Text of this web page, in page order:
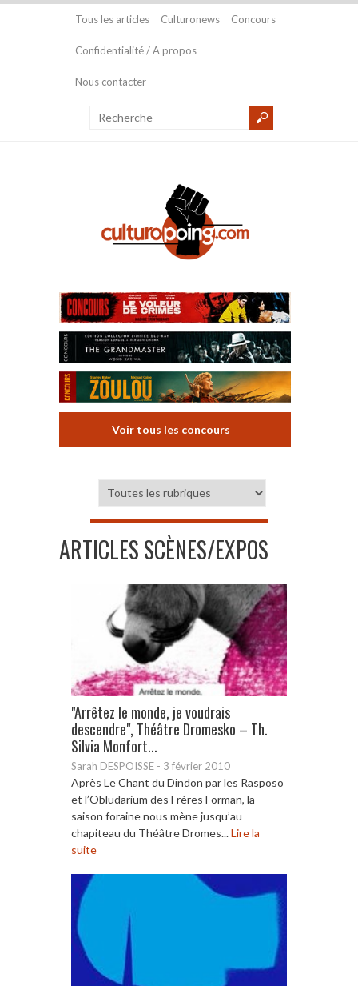
Tous les articles Culturonews Concours
Confidentialité / A propos
Nous contacter
Voir tous les concours
ARTICLES SCÈNES/EXPOS
"Arrêtez le monde, je voudrais
descendre", Théâtre Dromesko – Th.
Silvia Monfort...
Sarah DESPOISSE - 3 février 2010
Après Le Chant du Dindon par les Rasposo
et l’Obludarium des Frères Forman, la
saison foraine nous mène jusqu’au
chapiteau du Théâtre Dromes...Lire la
suite